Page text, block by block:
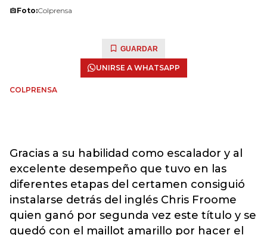
Foto:Colprensa
GUARDAR
UNIRSE A WHATSAPP
COLPRENSA
Gracias a su habilidad como escalador y al
excelente desempeño que tuvo en las
diferentes etapas del certamen consiguió
instalarse detrás del inglés Chris Froome
quien ganó por segunda vez este título y se
quedó con el maillot amarillo por hacer el